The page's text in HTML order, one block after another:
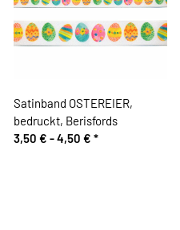
Satinband OSTEREIER,
bedruckt, Berisfords
3,50 € -4,50 € *